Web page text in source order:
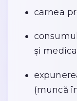
carnea
și
(muncă